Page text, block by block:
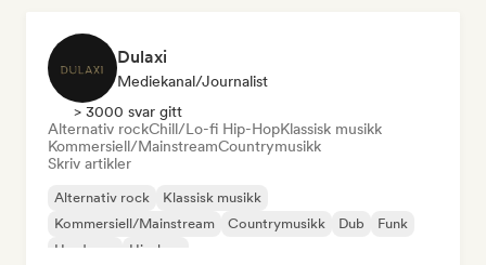
Dulaxi
Mediekanal/journalist
> 3000 svar gitt
Alternativ rockChill/Lo-fi Hip-HopKlassisk musikk
Kommersiell/MainstreamCountrymusikk
Skriv artikler
Alternativ rock
Klassisk musikk
Kommersiell/Mainstream
Countrymusikk Dub
Funk
Hardcore
Hip-hop